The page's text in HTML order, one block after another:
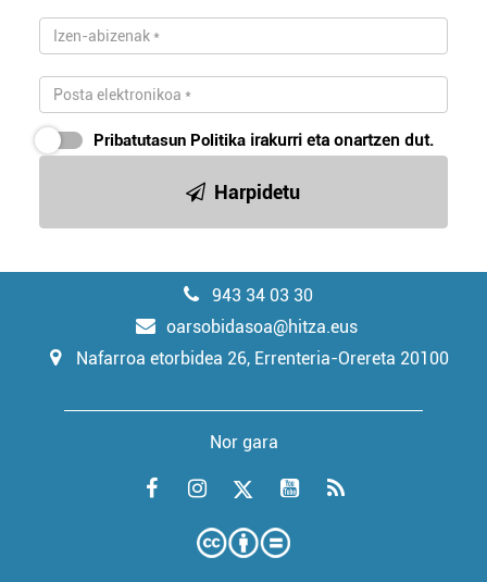
Pribatutasun Politika irakurri eta onartzen dut.
Harpidetu
943 34 03 30
oarsobidasoa@hitza.eus
Nafarroa etorbidea 26, Errenteria-Orereta 20100
Nor gara